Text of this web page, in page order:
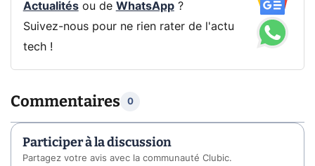
Actualitésou de WhatsApp?
Suivez-nous pour ne rien rater de l'actu
tech !
Commentaires 0
Participer à la discussion
Partagez votre avis avec la communauté Clubic.